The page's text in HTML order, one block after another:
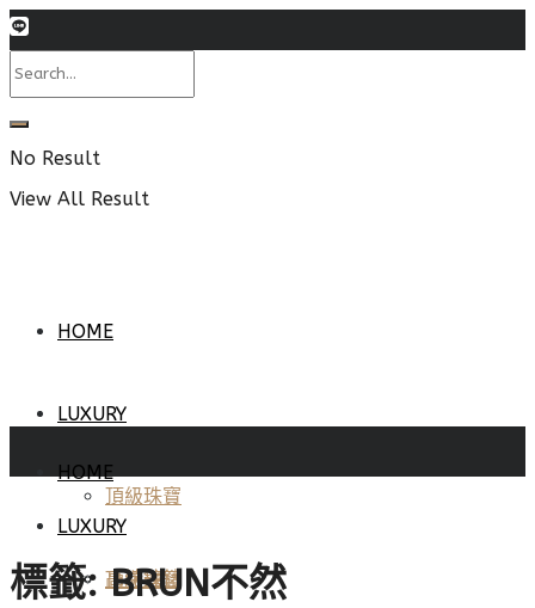
No Result
View All Result
HOME
LUXURY
頂級珠寶
高端鐘錶
HOME
LUXURY
頂級珠寶
標籤:BRUN不然